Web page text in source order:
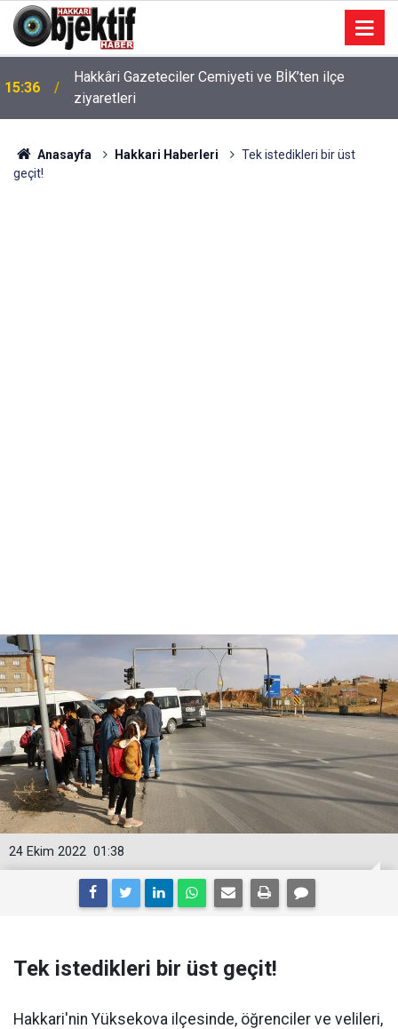
15:36
Hakkâri Gazeteciler Cemiyeti ve BİK’ten ilçe
ziyaretleri
Anasayfa Hakkari Haberleri
Tek istedikleri bir üst
geçit!
01:38
24 Ekim 2022
Tek istedikleri bir üst geçit!
Hakkari'nin Yüksekova ilçesinde, öğrenciler ve velileri,